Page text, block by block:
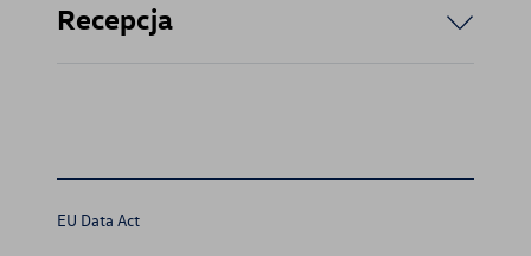
Recepcja
EU Data Act